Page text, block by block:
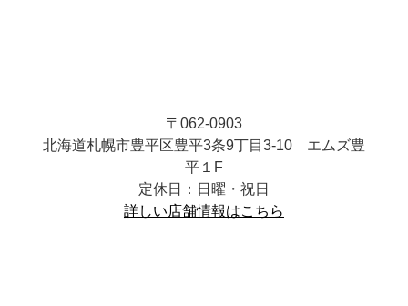
〒062-0903
北海道札幌市豊平区豊平3条9丁目3-10 エムズ豊
平１F
定休日：日曜・祝日
詳しい店舗情報はこちら